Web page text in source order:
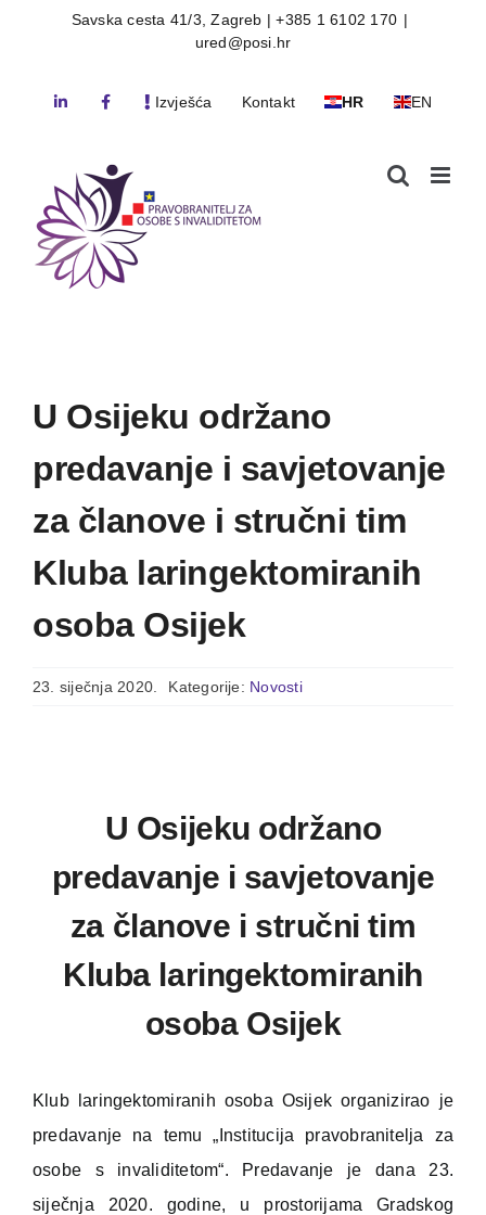
Savska cesta 41/3, Zagreb | +385 1 6102 170 |
ured@posi.hr
Izvješća Kontakt HR EN
U Osijeku održano
predavanje i savjetovanje
za članove i stručni tim
Kluba laringektomiranih
osoba Osijek
23. siječnja 2020. Kategorije: Novosti
U Osijeku održano
predavanje i savjetovanje
za članove i stručni tim
Kluba laringektomiranih
osoba Osijek
Klub laringektomiranih osoba Osijek organizirao je
predavanje na temu „Institucija pravobranitelja za
osobe s invaliditetom“. Predavanje je dana 23.
siječnja 2020. godine, u prostorijama Gradskog